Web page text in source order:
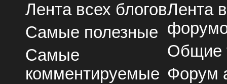
Лента всех блогов
Самые полезные
Самые
комментируемые
Лента
Общие
Форум